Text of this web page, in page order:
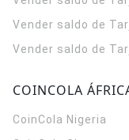
Vender saldo de
Vender saldo de
COINCOLA
CoinCola Nigeria